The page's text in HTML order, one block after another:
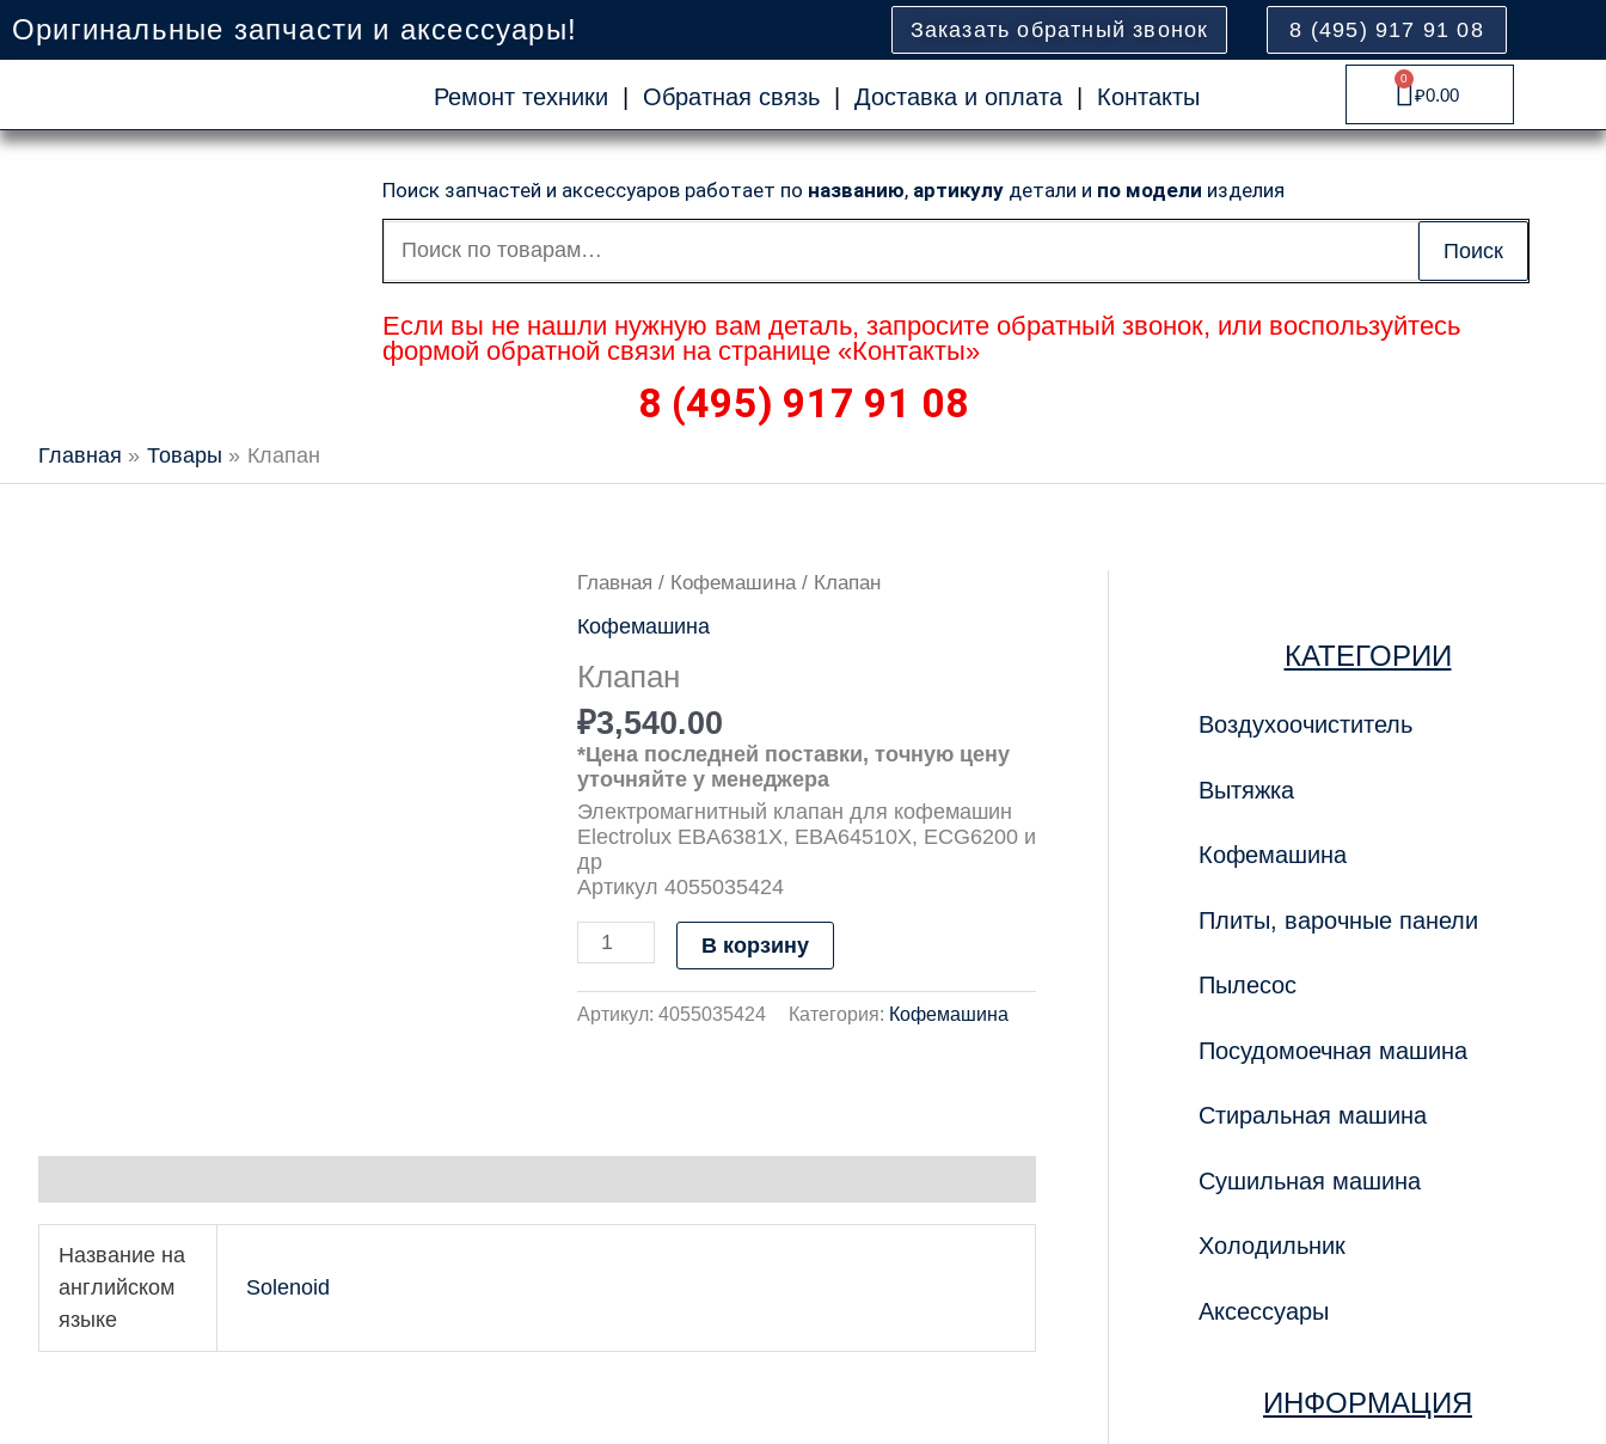
содержимому
Оригинальные запчасти и аксессуары! Заказать обратный звонок 8 (495) 917 91 08
Ремонт техники | Обратная связь| Доставка и оплата| Контакты ₽0.00
0
Cart
Поиск запчастей и аксессуаров работает по названию, артикулу детали и по модели изделия
Искать:
Поиск
Если вы не нашли нужную вам деталь, запросите обратный звонок, или воспользуйтесь
формой обратной связи на странице «Контакты»
8 (495) 917 91 08
Главная Товары Клапан
Главная / Кофемашина/ Клапан
Кофемашина
Клапан
₽3,540.00
*Цена последней поставки, точную цену
уточняйте у менеджера
Электромагнитный клапан для кофемашин
Electrolux EBA6381X, EBA64510X, ECG6200 и
др
Артикул 4055035424
Количество
Клапан
В корзину
Артикул: 4055035424 Категория: Кофемашина
Название на
английском
языке
Solenoid
КАТЕГОРИИ
Воздухоочиститель
Вытяжка
Кофемашина
Плиты, варочные панели
Пылесос
Посудомоечная машина
Стиральная машина
Сушильная машина
Холодильник
Аксессуары
ИНФОРМАЦИЯ